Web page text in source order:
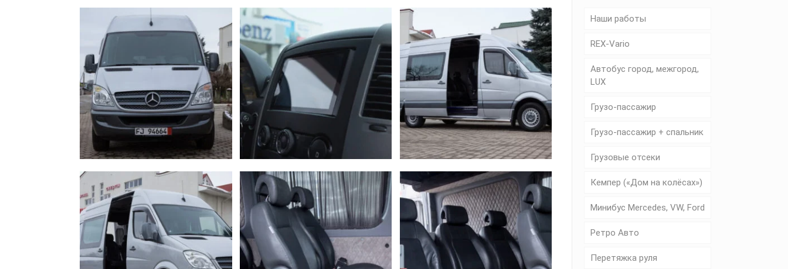
Наши работы
REX-Vario
Автобус город, межгород,
LUX
Грузо-пассажир
Грузо-пассажир + спальник
Грузовые отсеки
Кемпер («Дом на колёсах»)
Минибус Mercedes, VW, Ford
Ретро Авто
Перетяжка руля